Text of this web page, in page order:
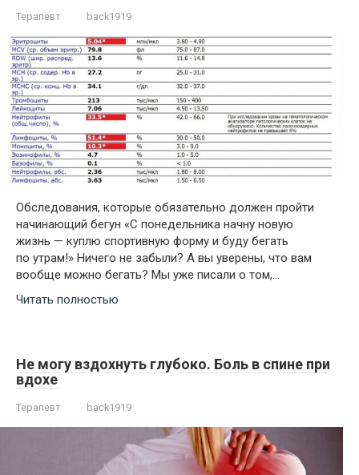
Терапевт back1919
Обследования, которые обязательно должен пройти
начинающий бегун «С понедельника начну новую
жизнь — куплю спортивную форму и буду бегать
по утрам!» Ничего не забыли? А вы уверены, что вам
вообще можно бегать? Мы уже писали о том,…
Читать полностью
Не могу вздохнуть глубоко. Боль в спине при
вдохе
Терапевт back1919